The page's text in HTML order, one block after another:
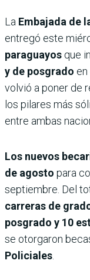
La Embajada de
entregó este
paraguayos que
y de posgrado
volvió a poner de
los pilares más
entre ambas
Los nuevos
de agosto para
septiembre. Del
carreras de
posgrado y 10
se otorgaron
Policiales.